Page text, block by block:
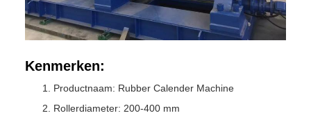
Kenmerken:
Productnaam: Rubber Calender Machine
Rollerdiameter: 200-400 mm